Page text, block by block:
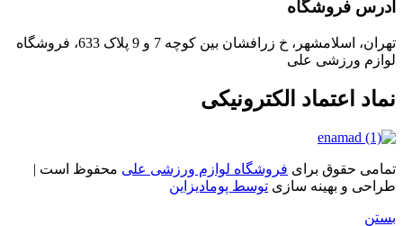
آدرس فروشگاه
تهران، اسلامشهر، خ زرافشان بین کوچه 7 و 9 پلاک 633، فروشگاه
لوازم ورزشی علی
نماد اعتماد الکترونیکی
تمامی حقوق برای فروشگاه لوازم ورزشی علی محفوظ است |
طراحی و بهینه سازی توسط پومادیزاین
بستن